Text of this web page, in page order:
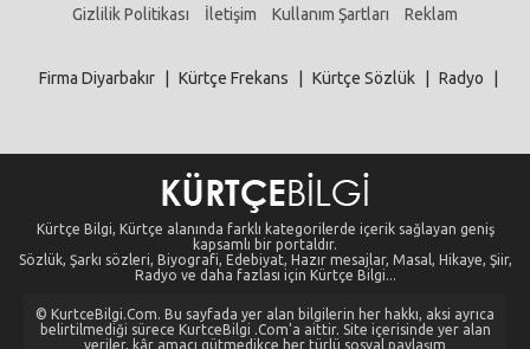
Gizlilik Politikası İletişim Kullanım Şartları Reklam
Firma Diyarbakır Kürtçe Frekans Kürtçe Sözlük Radyo
Kürtçe Bilgi, Kürtçe alanında farklı kategorilerde içerik sağlayan geniş
kapsamlı bir portaldır.
Sözlük, Şarkı sözleri, Biyografi, Edebiyat, Hazır mesajlar, Masal, Hikaye, Şiir,
Radyo ve daha fazlası için Kürtçe Bilgi...
© KurtceBilgi.Com. Bu sayfada yer alan bilgilerin her hakkı, aksi ayrıca
belirtilmediği sürece KurtceBilgi .Com'a aittir. Site içerisinde yer alan
veriler, kâr amacı gütmedikçe her türlü sosyal paylaşım